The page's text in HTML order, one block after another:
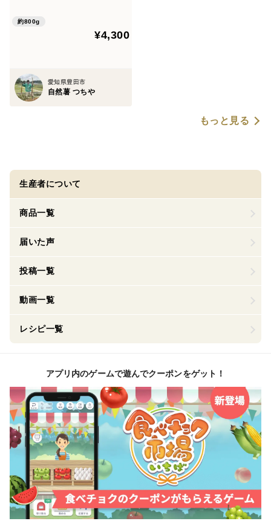
月中旬
約800g
¥4,300
愛知県豊田市
自然薯 つちや
もっと見る
生産者について
商品一覧
届いた声
投稿一覧
動画一覧
レシピ一覧
アプリ内のゲームで遊んでクーポンをゲット！